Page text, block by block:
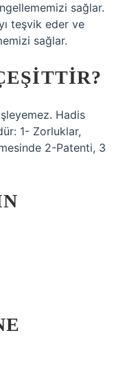
sağlar.
teşvik eder ve
sağlar.
Hadis
1- Zorluklar,
2-Patenti, 3